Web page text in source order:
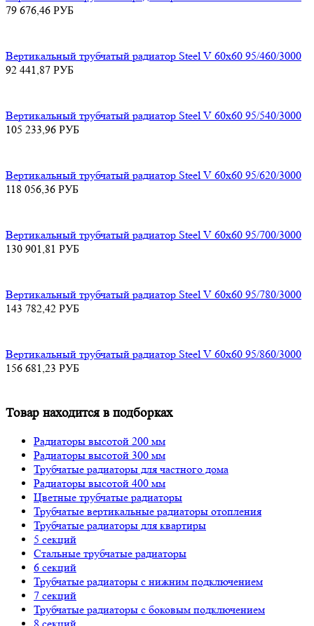
79 676,46 РУБ
Вертикальный трубчатый радиатор Steel V 60х60 95/460/3000
92 441,87 РУБ
Вертикальный трубчатый радиатор Steel V 60х60 95/540/3000
105 233,96 РУБ
Вертикальный трубчатый радиатор Steel V 60х60 95/620/3000
118 056,36 РУБ
Вертикальный трубчатый радиатор Steel V 60х60 95/700/3000
130 901,81 РУБ
Вертикальный трубчатый радиатор Steel V 60х60 95/780/3000
143 782,42 РУБ
Вертикальный трубчатый радиатор Steel V 60х60 95/860/3000
156 681,23 РУБ
Товар находится в подборках
Радиаторы высотой 200 мм
Радиаторы высотой 300 мм
Трубчатые радиаторы для частного дома
Радиаторы высотой 400 мм
Цветные трубчатые радиаторы
Трубчатые вертикальные радиаторы отопления
Трубчатые радиаторы для квартиры
5 секций
Стальные трубчатые радиаторы
6 секций
Трубчатые радиаторы с нижним подключением
7 секций
Трубчатые радиаторы с боковым подключением